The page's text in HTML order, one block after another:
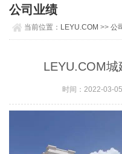
公司业绩
当前位置： LEYU.COM >>公
LEYU.COM城
时间：2022-03-